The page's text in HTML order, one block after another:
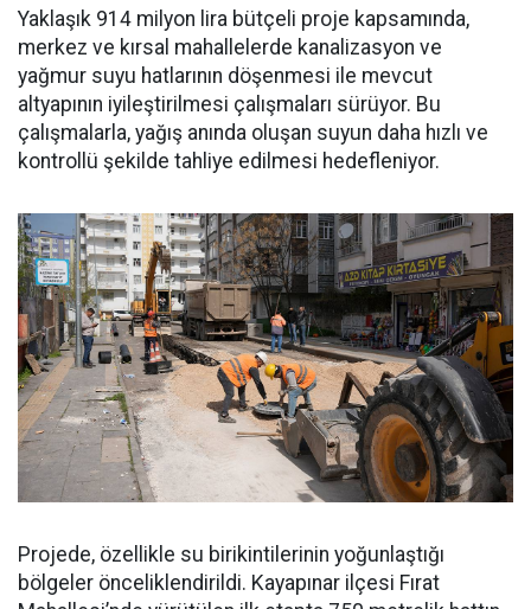
Yaklaşık 914 milyon lira bütçeli proje kapsamında,
merkez ve kırsal mahallelerde kanalizasyon ve
yağmur suyu hatlarının döşenmesi ile mevcut
altyapının iyileştirilmesi çalışmaları sürüyor. Bu
çalışmalarla, yağış anında oluşan suyun daha hızlı ve
kontrollü şekilde tahliye edilmesi hedefleniyor.
Projede, özellikle su birikintilerinin yoğunlaştığı
bölgeler önceliklendirildi. Kayapınar ilçesi Fırat